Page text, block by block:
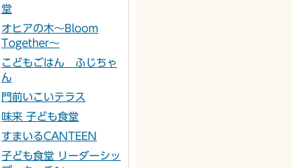
堂
オヒアの木～Bloom
Together～
こどもごはん ふじちゃ
ん
門前いこいテラス
味来 子ども食堂
すまいるCANTEEN
子ども食堂 リーダーシッ